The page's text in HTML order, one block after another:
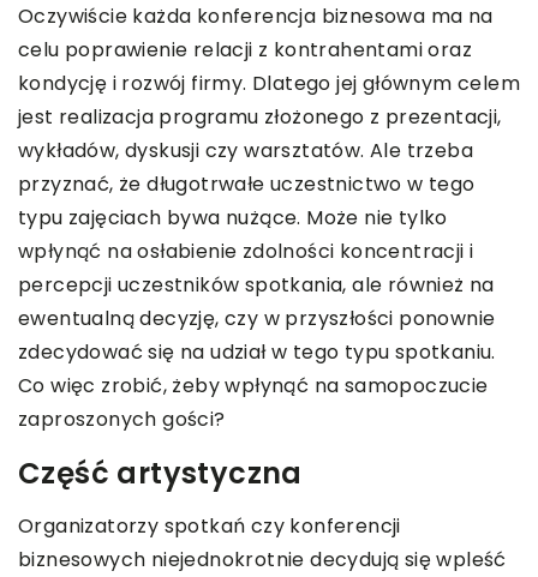
Oczywiście każda konferencja biznesowa ma na
celu poprawienie relacji z kontrahentami oraz
kondycję i rozwój firmy. Dlatego jej głównym celem
jest realizacja programu złożonego z prezentacji,
wykładów, dyskusji czy warsztatów. Ale trzeba
przyznać, że długotrwałe uczestnictwo w tego
typu zajęciach bywa nużące. Może nie tylko
wpłynąć na osłabienie zdolności koncentracji i
percepcji uczestników spotkania, ale również na
ewentualną decyzję, czy w przyszłości ponownie
zdecydować się na udział w tego typu spotkaniu.
Co więc zrobić, żeby wpłynąć na samopoczucie
zaproszonych gości?
Część artystyczna
Organizatorzy spotkań czy konferencji
biznesowych niejednokrotnie decydują się wpleść